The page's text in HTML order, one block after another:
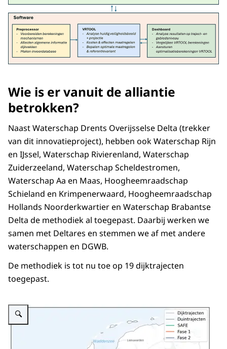
Wie is er vanuit de alliantie
betrokken?
Naast Waterschap Drents Overijsselse Delta (trekker
van dit innovatieproject), hebben ook Waterschap Rijn
en IJssel, Waterschap Rivierenland, Waterschap
Zuiderzeeland, Waterschap Scheldestromen,
Waterschap Aa en Maas, Hoogheemraadschap
Schieland en Krimpenerwaard, Hoogheemraadschap
Hollands Noorderkwartier en Waterschap Brabantse
Delta de methodiek al toegepast. Daarbij werken we
samen met Deltares en stemmen we af met andere
waterschappen en DGWB.
De methodiek is tot nu toe op 19 dijktrajecten
toegepast.
Vergroot afbeelding Kaart veiligheidsrendement